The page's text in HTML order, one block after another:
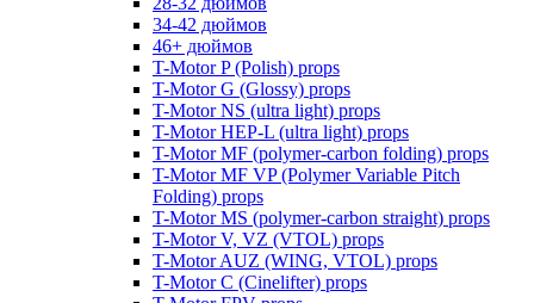
34-42 дюймов
46+ дюймов
T-Motor P (Polish) props
T-Motor G (Glossy) props
T-Motor NS (ultra light) props
T-Motor HEP-L (ultra light) props
T-Motor MF (polymer-carbon folding) props
T-Motor MF VP (Polymer Variable Pitch
Folding) props
T-Motor MS (polymer-carbon straight) props
T-Motor V, VZ (VTOL) props
T-Motor AUZ (WING, VTOL) props
T-Motor C (Cinelifter) props